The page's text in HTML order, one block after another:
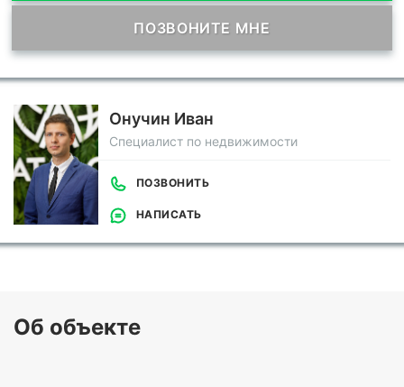
ПОЗВОНИТЕ МНЕ
Онучин Иван
Специалист по недвижимости
ПОЗВОНИТЬ
НАПИСАТЬ
Об объекте